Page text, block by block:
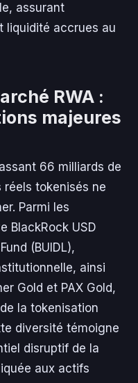
assurant
liquidité accrues au
RWA :
majeures
66 milliards de
tokenisés ne
Parmi les
BlackRock USD
(BUIDL),
ainsi
Gold et PAX Gold,
la tokenisation
diversité témoigne
disruptif de la
aux actifs